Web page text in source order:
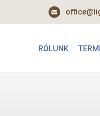
RÓLUNK